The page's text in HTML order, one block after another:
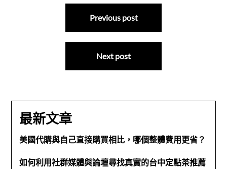
Previous post
Next post
最新文章
美國代購與自己直接購買相比，哪個整體費用更省？
如何利用社群媒體與論壇尋找真實的台中定點茶推薦